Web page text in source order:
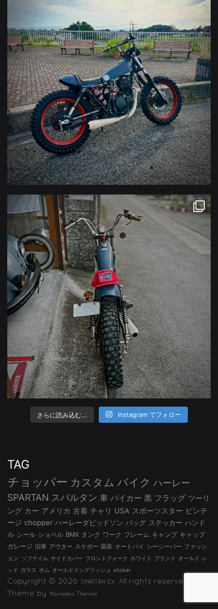
さらに読み込む... Instagram でフォロー
TAG
チョッパー カスタム バイク ハーレー
SPARTAN スパルタン 車 バイカー 黒 フラッグ ツーリ
ング カー アメリカ 古着 チャリ USA スポーツスター ビンテ
ージ chopper ハーレーダビッドソン バッグ ステッカー ハンド
ル シール ショベル BMX タンク ワーク フレーム キャンプ キャップ
ガレージ 旧車 アウター スケボー 国産 オートバイ シーシーバー ファッシ
ョン ソフテイル サイドカバー フロントフォーク ホワイト ブランド オールド レ
ッド ガラス ボム オールドイングリッシュ sticker
Copyright © 2026 SPARTAN-EX
, All rights reserved.
Theme by
Mamekko Themes